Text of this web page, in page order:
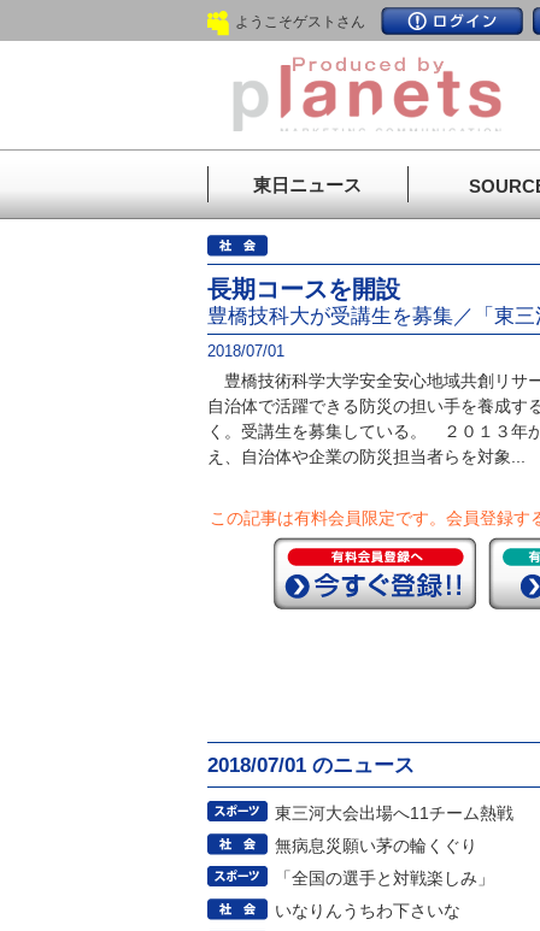
ようこそゲストさん
東日ニュース
長期コースを開設
豊橋技科大が受講生を募集／「東
2018/07/01
豊橋技術科学大学安全安心地域共創リサ
自治体で活躍できる防災の担い手を養成す
く。受講生を募集している。 ２０１３年
え、自治体や企業の防災担当者らを対象...
この記事は有料会員限定です。 会員登録す
2018/07/01 のニュース
東三河大会出場へ11チーム熱戦
無病息災願い茅の輪くぐり
「全国の選手と対戦楽しみ」
いなりんうちわ下さいな